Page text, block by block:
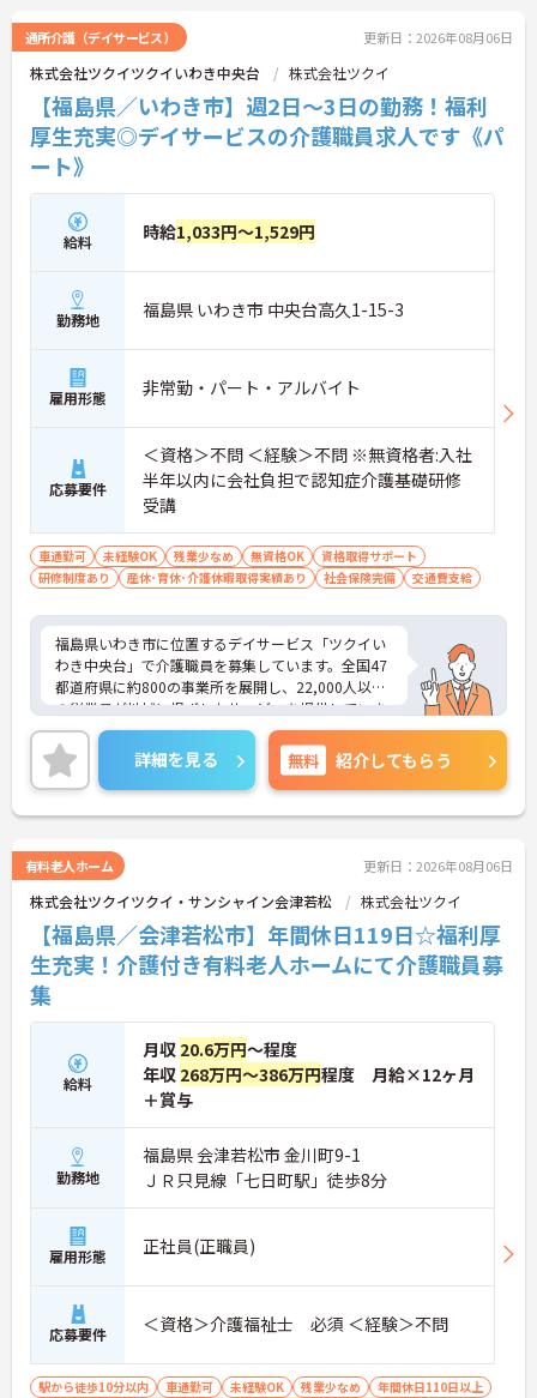
のある方には、面接対策ポイントなど、さらに詳細
をお話ししますのでお気軽にご相談ください！
通所介護（デイサービス） 更新日：2026年08月06日
株式会社ツクイツクイいわき中央台 株式会社ツクイ
【福島県／いわき市】週2日～3日の勤務！福利
厚生充実◎デイサービスの介護職員求人です《パ
ート》
給料 時給1,033円～1,529円
勤務地 福島県 いわき市 中央台高久1-15-3
雇用形態 非常勤・パート・アルバイト
応募要件
＜資格＞不問 ＜経験＞不問 ※無資格者:入社
半年以内に会社負担で認知症介護基礎研修
受講
車通勤可 未経験OK 残業少なめ 無資格OK
資格取得サポート
研修制度あり
産休･育休･介護休暇取得実績あり 社会保険完備 交通費支給
福島県いわき市に位置するデイサービス「ツクイい
わき中央台」で介護職員を募集しています。全国47
都道府県に約800の事業所を展開し、22,000人以上
の従業員が地域に根ざしたサービスを提供していま
す（2025年3月時点）。介護系の資格や経験が無い
方もチャレンジいただけます♪充実したサポート体
制と教育制度が整っており、経験を活かして正社員
を目指すことも可能です。職場はチームワークを重
視し、他職種との連携もスムーズ。夜勤がなく、日
すい環境です。子育て中の方や、ライフスタイルに
合わせた働き方を希望する方に最適です。ご興味の
ある方には、面接対策ポイントなど、さらに詳細を
お話ししますのでお気軽にご相談ください！
詳細を見る 無料 紹介してもらう
有料老人ホーム 更新日：2026年08月06日
株式会社ツクイツクイ・サンシャイン会津若松 株式会社ツクイ
【福島県／会津若松市】年間休日119日☆福利厚
生充実！介護付き有料老人ホームにて介護職員募
集
給料
月収 20.6万円～程度
年収 268万円～386万円程度 月給×12ヶ月
＋賞与
勤務地
福島県 会津若松市 金川町9-1
ＪＲ只見線「七日町駅」徒歩8分
雇用形態 正社員(正職員)
応募要件 ＜資格＞介護福祉士 必須 ＜経験＞不問
駅から徒歩10分以内 車通勤可 未経験OK 残業少なめ
年間休日110日以上